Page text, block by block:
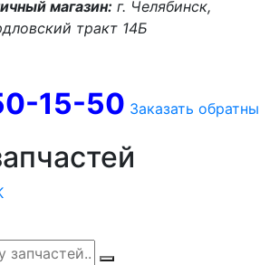
магазин:г. Челябинск,
тракт 14Б
15-50 Заказать